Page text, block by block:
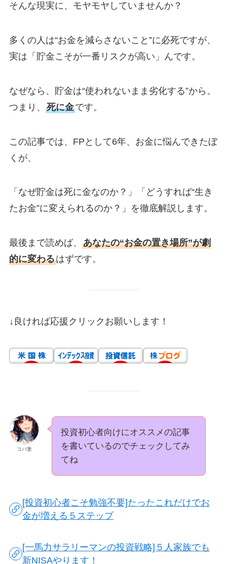
そんな現実に、モヤモヤしていませんか？
多くの人は“お金を減らさないこと”に必死ですが、
実は「貯金こそが一番リスクが高い」んです。
なぜなら、貯金は“使われないまま劣化する”から。
つまり、 死に金です。
この記事では、FPとして6年、お金に悩んできたぼ
くが、
「なぜ貯金は死に金なのか？」「どうすれば“生き
たお金”に変えられるのか？」を徹底解説します。
最後まで読めば、 あなたの“お金の置き場所”が劇
的に変わるはずです。
↓良ければ応援クリックお願いします！
コバ妻
投資初心者向けにオススメの記事
を書いているのでチェックしてみ
てね
[投資初心者こそ勉強不要]たったこれだけでお
金が増える５ステップ
[一馬力サラリーマンの投資戦略]５人家族でも
新NISAやります！